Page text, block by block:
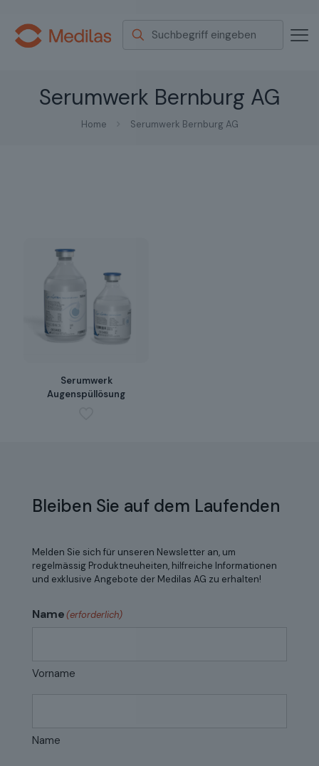
Serumwerk Bernburg AG
Home Serumwerk Bernburg AG
Serumwerk
Augenspüllösung
Bleiben Sie auf dem Laufenden
Melden Sie sich für unseren Newsletter an, um
regelmässig Produktneuheiten, hilfreiche Informationen
und exklusive Angebote der Medilas AG zu erhalten!
Name(erforderlich)
Vorname
Name